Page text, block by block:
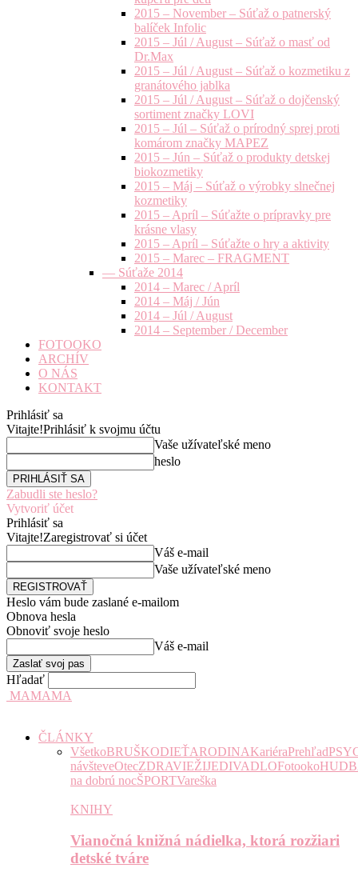
2015 – November – Súťaž o patnerský
balíček Infolic
2015 – Júl / August – Súťaž o masť od
Dr.Max
2015 – Júl / August – Súťaž o kozmetiku z
granátového jablka
2015 – Júl / August – Súťaž o dojčenský
sortiment značky LOVI
2015 – Júl – Súťaž o prírodný sprej proti
komárom značky MAPEZ
2015 – Jún – Súťaž o produkty detskej
biokozmetiky
2015 – Máj – Súťaž o výrobky slnečnej
kozmetiky
2015 – Apríl – Súťažte o prípravky pre
krásne vlasy
2015 – Apríl – Súťažte o hry a aktivity
2015 – Marec – FRAGMENT
— Súťaže 2014
2014 – Marec / Apríl
2014 – Máj / Jún
2014 – Júl / August
2014 – September / December
FOTOOKO
ARCHÍV
O NÁS
KONTAKT
Prihlásiť sa
Vitajte!Prihlásiť k svojmu účtu
Vaše užívateľské meno
heslo
Zabudli ste heslo?
Vytvoriť účet
Prihlásiť sa
Vitajte!Zaregistrovať si účet
Váš e-mail
Vaše užívateľské meno
Heslo vám bude zaslané e-mailom
Obnova hesla
Obnoviť svoje heslo
Váš e-mail
Hľadať
MAMAMA
ČLÁNKY
VšetkoBRUŠKODIEŤARODINAKariéraPrehľad
návšteveOtecZDRAVIEŽIJEDIVADLOFotooko
na dobrú nocŠPORTVareška
KNIHY
Vianočná knižná nádielka, ktorá rozžiari
detské tváre